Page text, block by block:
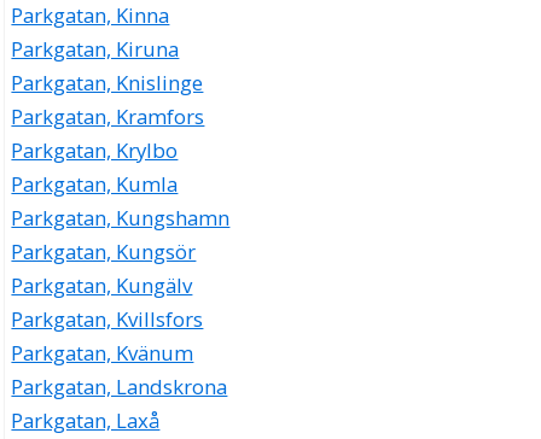
Parkgatan, Kinna
Parkgatan, Kiruna
Parkgatan, Knislinge
Parkgatan, Kramfors
Parkgatan, Krylbo
Parkgatan, Kumla
Parkgatan, Kungshamn
Parkgatan, Kungsör
Parkgatan, Kungälv
Parkgatan, Kvillsfors
Parkgatan, Kvänum
Parkgatan, Landskrona
Parkgatan, Laxå